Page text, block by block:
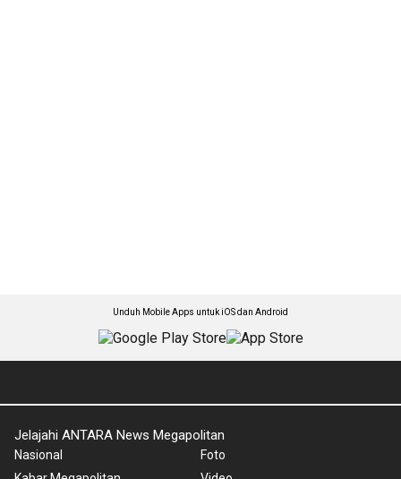
Unduh Mobile Apps untuk iOS dan Android
Jelajahi ANTARA News Megapolitan
Nasional
Foto